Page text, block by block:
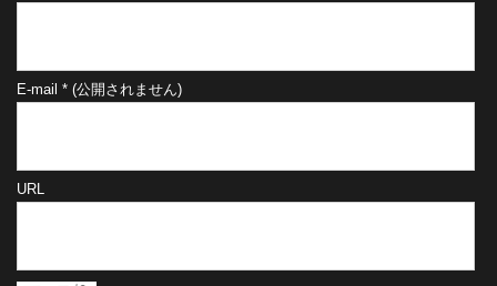
E-mail * (公開されません)
URL